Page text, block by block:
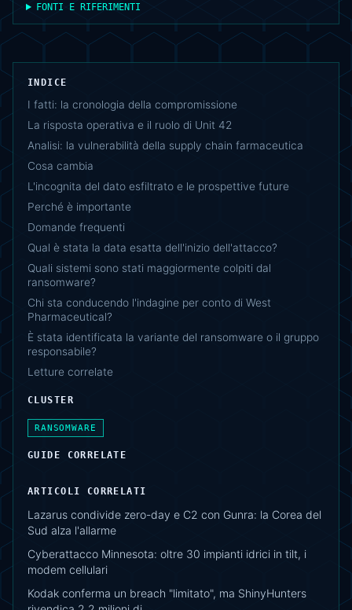
FONTI E RIFERIMENTI
INDICE
I fatti: la cronologia della compromissione
La risposta operativa e il ruolo di Unit 42
Analisi: la vulnerabilità della supply chain farmaceutica
Cosa cambia
L'incognita del dato esfiltrato e le prospettive future
Perché è importante
Domande frequenti
Qual è stata la data esatta dell'inizio dell'attacco?
Quali sistemi sono stati maggiormente colpiti dal
ransomware?
Chi sta conducendo l'indagine per conto di West
Pharmaceutical?
È stata identificata la variante del ransomware o il gruppo
responsabile?
Letture correlate
CLUSTER
RANSOMWARE
GUIDE CORRELATE
ARTICOLI CORRELATI
Lazarus condivide zero-day e C2 con Gunra: la Corea del
Sud alza l'allarme
Cyberattacco Minnesota: oltre 30 impianti idrici in tilt, i
modem cellulari
Kodak conferma un breach "limitato", ma ShinyHunters